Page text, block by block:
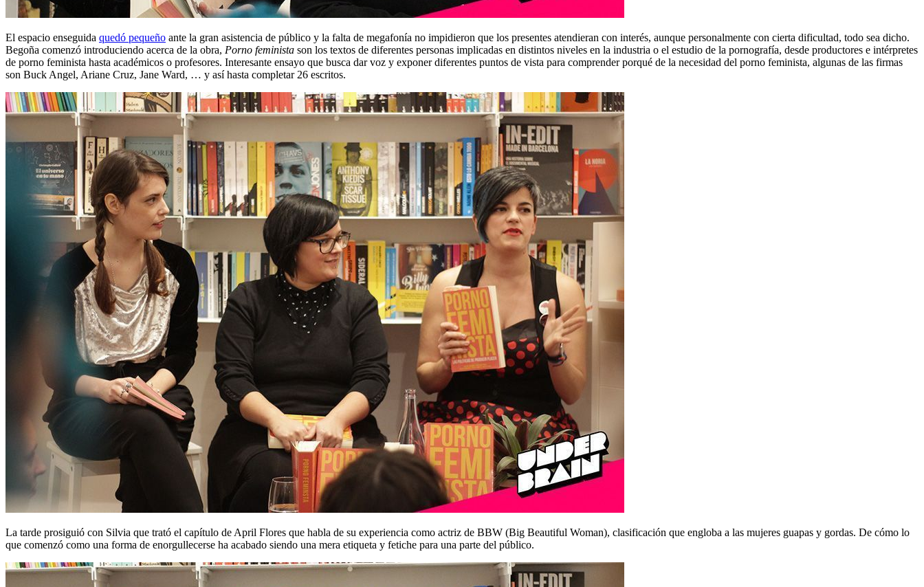
El espacio enseguida quedó pequeño ante la gran asistencia de público y la falta de megafonía no impidieron que los presentes atendieran con interés, aunque personalmente con cierta dificultad, todo sea dicho.
Begoña comenzó introduciendo acerca de la obra, Porno feminista son los textos de diferentes personas implicadas en distintos niveles en la industria o el estudio de la pornografía, desde productores e intérpretes
de porno feminista hasta académicos o profesores. Interesante ensayo que busca dar voz y exponer diferentes puntos de vista para comprender porqué de la necesidad del porno feminista, algunas de las firmas
son Buck Angel, Ariane Cruz, Jane Ward, … y así hasta completar 26 escritos.
La tarde prosiguió con Silvia que trató el capítulo de April Flores que habla de su experiencia como actriz de BBW (Big Beautiful Woman), clasificación que engloba a las mujeres guapas y gordas. De cómo lo
que comenzó como una forma de enorgullecerse ha acabado siendo una mera etiqueta y fetiche para una parte del público.